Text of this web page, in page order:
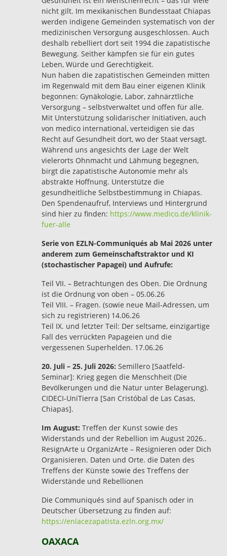
nicht gilt. Im mexikanischen Bundesstaat Chiapas
werden indigene Gemeinden systematisch von der
medizinischen Versorgung ausgeschlossen. Auch
deshalb rebelliert dort seit 1994 die zapatistische
Bewegung. Seither kämpfen sie für ein gutes
Leben, Würde und Gerechtigkeit.
Nun haben die zapatistischen Gemeinden mitten
im Regenwald mit dem Bau einer eigenen Klinik
begonnen: Gynäkologie, Labor, zahnärztliche
Versorgung – selbstverwaltet und offen für alle.
Mit Unterstützung solidarischer Initiativen, auch
von medico international, verteidigen sie das
Recht auf Gesundheit dort, wo der Staat versagt.
Während uns angesichts der Lage der Welt
vielerorts Ohnmacht und Lähmung begegnen,
birgt die zapatistische Autonomie mehr als
abstrakte Hoffnung. Unterstütze die
gesundheitliche Selbstbestimmung in Chiapas.
Den Spendenaufruf, Interviews und Hintergrund
sind hier zu finden: https://www.medico.de/klinik-
fuer-alle
Serie von EZLN-Communiqués ab Mai 2026 unter
anderem zum Gemeinschaftstraktor und KI
(stochastischer Papagei) und Aufrufe:
Teil VII. – Betrachtungen des Oben. Die Ordnung
ist die Ordnung von oben – 05.06.26
Teil VIII. – Fragen. (sowie neue Mail-Adressen, um
sich zu registrieren) 14.06.26
Teil IX. und letzter Teil: Der seltsame, einzigartige
Fall des verrückten Papageien und die
vergessenen Superhelden. 17.06.26
20. Juli – 25. Juli 2026: Semillero [Saatfeld-
Seminar]: Krieg gegen die Menschheit (Die
Bevölkerungen und die Natur unter Belagerung).
CIDECI-UniTierra [San Cristóbal de Las Casas,
Chiapas].
Im August: Treffen der Kunst sowie des
Widerstands und der Rebellion im August 2026..
ResignArte u OrganizArte – Resignieren oder Dich
Organisieren. Daten und Orte. die Daten des
Treffens der Künste sowie des Treffens der
Widerstände und Rebellionen
Die Communiqués sind auf Spanisch oder in
Deutscher Übersetzung zu finden auf:
https://enlacezapatista.ezln.org.mx/
OAXACA